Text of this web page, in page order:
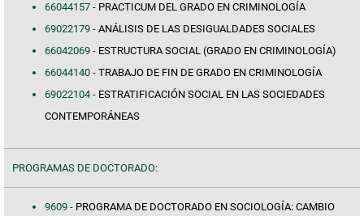
66044157 - PRACTICUM DEL GRADO EN CRIMINOLOGÍA
69022179 - ANÁLISIS DE LAS DESIGUALDADES SOCIALES
66042069 - ESTRUCTURA SOCIAL (GRADO EN CRIMINOLOGÍA)
66044140 - TRABAJO DE FIN DE GRADO EN CRIMINOLOGÍA
69022104 - ESTRATIFICACIÓN SOCIAL EN LAS SOCIEDADES
CONTEMPORÁNEAS
PROGRAMAS DE DOCTORADO:
9609 - PROGRAMA DE DOCTORADO EN SOCIOLOGÍA: CAMBIO